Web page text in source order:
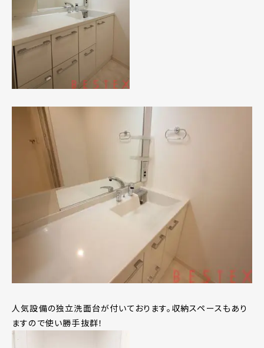
人気設備の独立洗面台が付いております。収納スペースもあり
ますので使い勝手抜群！